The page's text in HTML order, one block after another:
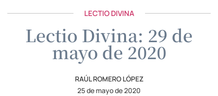
LECTIO DIVINA
Lectio Divina: 29 de
mayo de 2020
RAÚL ROMERO LÓPEZ
25 de mayo de 2020